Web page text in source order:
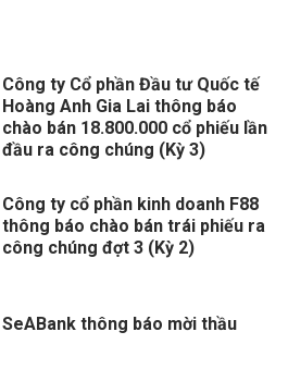
Công ty Cổ phần Đầu tư Quốc tế
Hoàng Anh Gia Lai thông báo
chào bán 18.800.000 cổ phiếu lần
đầu ra công chúng (Kỳ 3)
Công ty cổ phần kinh doanh F88
thông báo chào bán trái phiếu ra
công chúng đợt 3 (Kỳ 2)
SeABank thông báo mời thầu